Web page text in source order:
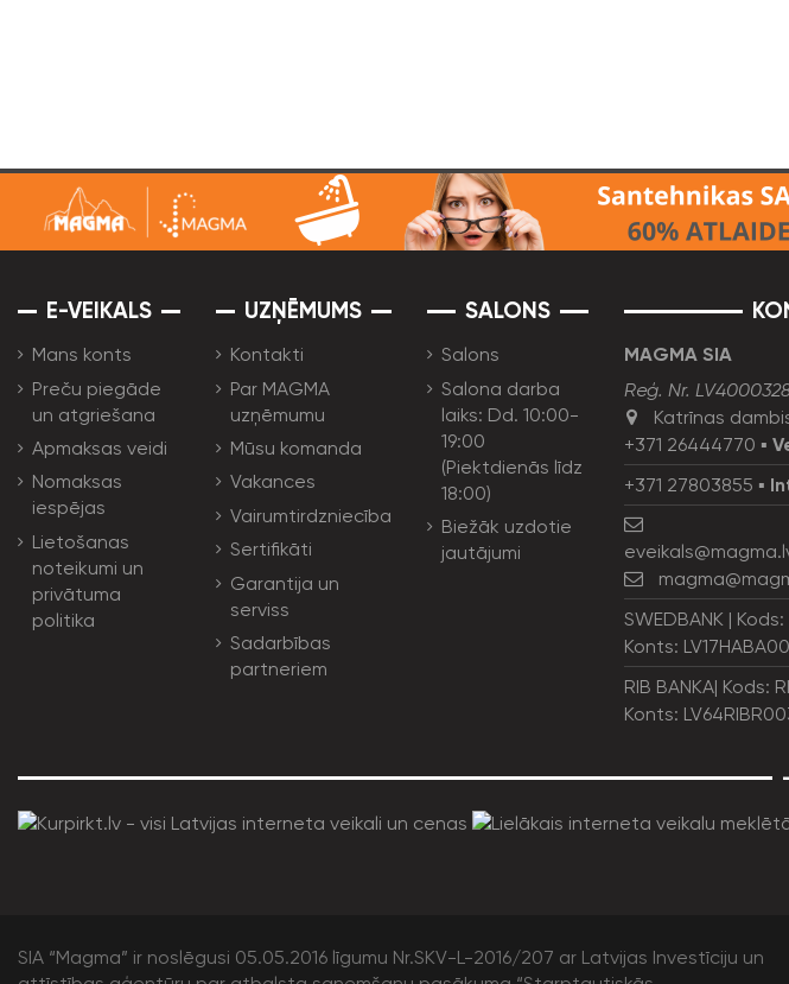
E-VEIKALS
Mans konts
Preču piegāde
un atgriešana
Apmaksas veidi
Nomaksas
iespējas
Lietošanas
noteikumi un
privātuma
politika
UZŅĒMUMS
Kontakti
Par MAGMA
uzņēmumu
Mūsu komanda
Vakances
Vairumtirdzniecība
Sertifikāti
Garantija un
serviss
Sadarbības
partneriem
SALONS
Salons
Salona darba
laiks: Dd. 10:00-
19:00
(Piektdienās līdz
18:00)
Biežāk uzdotie
jautājumi
MAGMA SIA
Reģ. Nr.
Katrīnas
+371 26444770 ▪
+371 27803855 ▪
SWEDBANK | Kods:
Konts:
RIB BANKA| Kods:
Konts:
SIA “Magma” ir noslēgusi 05.05.2016 līgumu Nr.SKV-L-2016/207 ar Latvijas Investīciju un